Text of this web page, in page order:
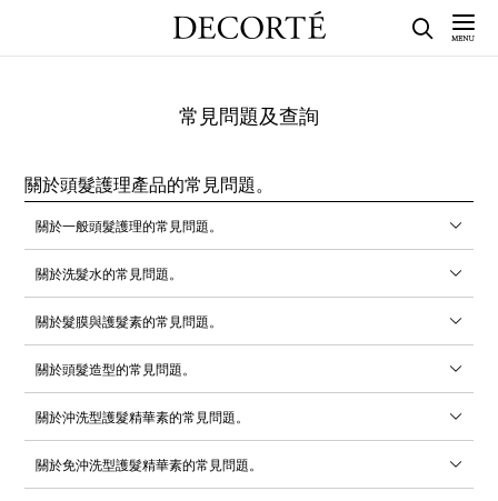
常見問題及查詢
關於頭髮護理產品的常見問題。
關於一般頭髮護理的常見問題。
關於洗髮水的常見問題。
關於髮膜與護髮素的常見問題。
關於頭髮造型的常見問題。
關於沖洗型護髮精華素的常見問題。
關於免沖洗型護髮精華素的常見問題。